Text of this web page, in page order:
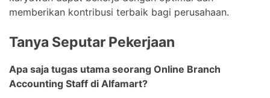
memberikan kontribusi terbaik bagi perusahaan.
Tanya Seputar Pekerjaan
Apa saja tugas utama seorang Online Branch
Accounting Staff di Alfamart?